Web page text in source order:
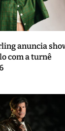
anuncia
com a turnê